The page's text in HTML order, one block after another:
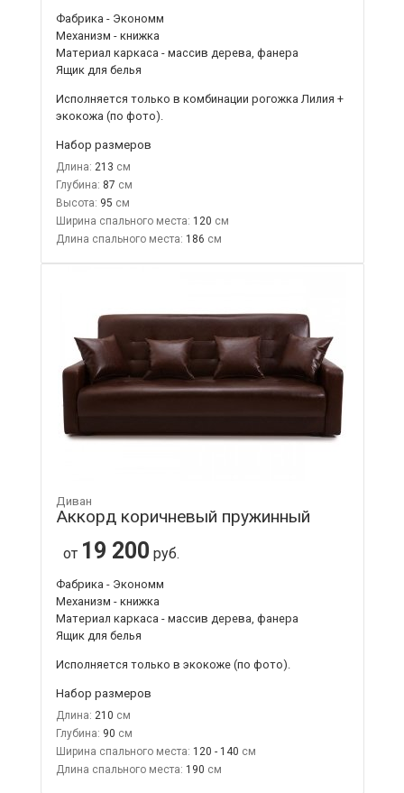
Фабрика - Экономм
Механизм - книжка
Материал каркаса - массив дерева, фанера
Ящик для белья
Исполняется только в комбинации рогожка Лилия +
экокожа (по фото).
Набор размеров
Длина: 213
Глубина: 87
Высота: 95
Ширина спального места: 120
Длина спального места: 186
Диван
Аккорд коричневый пружинный
от 19 200 руб.
Фабрика - Экономм
Механизм - книжка
Материал каркаса - массив дерева, фанера
Ящик для белья
Исполняется только в экокоже (по фото).
Набор размеров
Длина: 210
Глубина: 90
Ширина спального места: 120 - 140
Длина спального места: 190